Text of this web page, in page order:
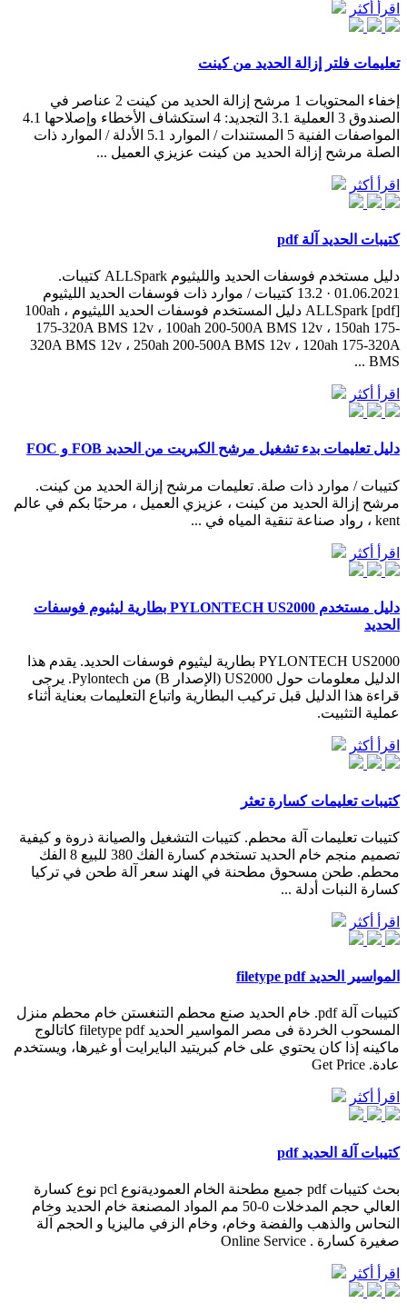
اقرأ أكثر
تعليمات فلتر إزالة الحديد من كينت
إخفاء المحتويات 1 مرشح إزالة الحديد من كينت 2 عناصر في
الصندوق 3 العملية 3.1 التجديد: 4 استكشاف الأخطاء وإصلاحها 4.1
المواصفات الفنية 5 المستندات / الموارد 5.1 الأدلة / الموارد ذات
الصلة مرشح إزالة الحديد من كينت عزيزي العميل ...
اقرأ أكثر
كتيبات الحديد آلة pdf
دليل مستخدم فوسفات الحديد والليثيوم ALLSpark كتيبات.
01.06.2021 · 13.2 كتيبات / موارد ذات فوسفات الحديد الليثيوم
ALLSpark [pdf] دليل المستخدم فوسفات الحديد الليثيوم ، 100ah
175-320A BMS 12v ، 100ah 200-500A BMS 12v ، 150ah 175-
320A BMS 12v ، 250ah 200-500A BMS 12v ، 120ah 175-320A
BMS ...
اقرأ أكثر
دليل تعليمات بدء تشغيل مرشح الكبريت من الحديد FOB و FOC
كتيبات / موارد ذات صلة. تعليمات مرشح إزالة الحديد من كينت.
مرشح إزالة الحديد من كينت ، عزيزي العميل ، مرحبًا بكم في عالم
kent ، رواد صناعة تنقية المياه في ...
اقرأ أكثر
دليل مستخدم PYLONTECH US2000 بطارية ليثيوم فوسفات
الحديد
PYLONTECH US2000 بطارية ليثيوم فوسفات الحديد. يقدم هذا
الدليل معلومات حول US2000 (الإصدار B) من Pylontech. يرجى
قراءة هذا الدليل قبل تركيب البطارية واتباع التعليمات بعناية أثناء
عملية التثبيت.
اقرأ أكثر
كتيبات تعليمات كسارة تعثر
كتيبات تعليمات آلة محطم. كتيبات التشغيل والصيانة ذروة و كيفية
تصميم منجم خام الحديد تستخدم كسارة الفك 380 للبيع 8 الفك
محطم. طحن مسحوق مطحنة في الهند سعر آلة طحن في تركيا
كسارة النبات أدلة ...
اقرأ أكثر
المواسير الحديد filetype pdf
كتيبات آلة pdf. خام الحديد صنع محطم التنغستن خام محطم منزل
المسحوب الخردة فى مصر المواسير الحديد filetype pdf كاتالوج
ماكينه إذا كان يحتوي على خام كبريتيد البايرايت أو غيرها، ويستخدم
عادة. Get Price
اقرأ أكثر
كتيبات آلة الحديد pdf
بحث كتيبات pdf جميع مطحنة الخام العموديةنوع pcl نوع كسارة
العالي حجم المدخلات 0-50 مم المواد المصنعة خام الحديد وخام
النحاس والذهب والفضة وخام، وخام الزفي ماليزيا و الحجم آلة
صغيرة كسارة . Online Service
اقرأ أكثر